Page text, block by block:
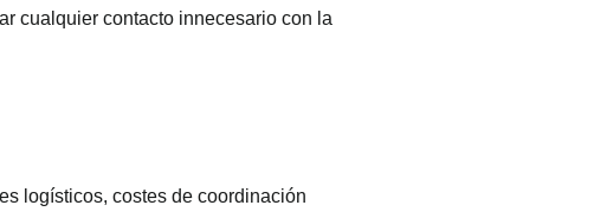
cualquier contacto innecesario con la
logísticos, costes de coordinación